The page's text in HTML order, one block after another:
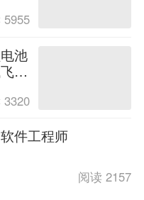
5955
池
成
3320
件工程师
阅读 2157